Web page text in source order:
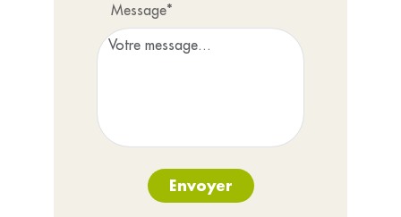
Message*
Envoyer